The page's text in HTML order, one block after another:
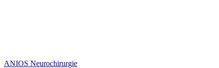
ANIOS Neurochirurgie